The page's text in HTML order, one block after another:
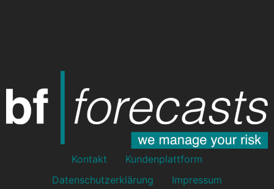
Kontakt
Kundenplattform
Datenschutzerklärung
Impressum